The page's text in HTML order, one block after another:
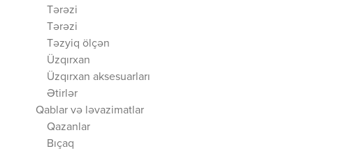
Tərəzi
Tərəzi
Təzyiq ölçən
Üzqırxan
Üzqırxan aksesuarları
Ətirlər
Qablar və ləvazimatlar
Qazanlar
Bıçaq